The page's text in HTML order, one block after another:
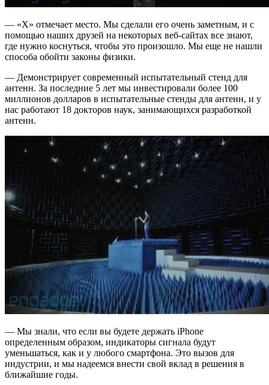
— «X» отмечает место. Мы сделали его очень заметным, и с
помощью наших друзей на некоторых веб-сайтах все знают,
где нужно коснуться, чтобы это произошло. Мы еще не нашли
способа обойти законы физики.
— Демонстрирует современный испытательный стенд для
антенн. За последние 5 лет мы инвестировали более 100
миллионов долларов в испытательные стенды для антенн, и у
нас работают 18 докторов наук, занимающихся разработкой
антенн.
— Мы знали, что если вы будете держать iPhone
определенным образом, индикаторы сигнала будут
уменьшаться, как и у любого смартфона. Это вызов для
индустрии, и мы надеемся внести свой вклад в решения в
ближайшие годы.